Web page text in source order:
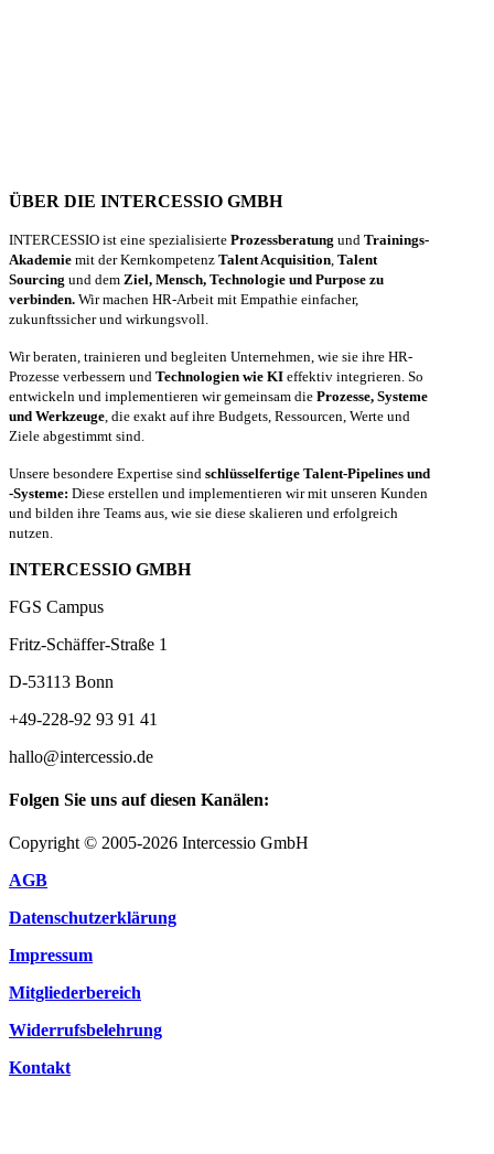
ÜBER DIE INTERCESSIO GMBH
INTERCESSIO ist eine spezialisierte Prozessberatung und Trainings-
Akademie mit der Kernkompetenz Talent Acquisition Talent
Sourcing und dem Ziel, Mensch, Technologie und Purpose zu
verbinden. Wir machen HR-Arbeit mit Empathie einfacher,
zukunftssicher und wirkungsvoll.
Wir beraten, trainieren und begleiten Unternehmen, wie sie ihre HR-
Prozesse verbessern und Technologien wie KI effektiv integrieren. So
entwickeln und implementieren wir gemeinsam die Prozesse, Systeme
und Werkzeuge , die exakt auf ihre Budgets, Ressourcen, Werte und
Ziele abgestimmt sind.
Unsere besondere Expertise sind schlüsselfertige Talent-Pipelines und
-Systeme: Diese erstellen und implementieren wir mit unseren Kunden
und bilden ihre Teams aus, wie sie diese skalieren und erfolgreich
nutzen.
INTERCESSIO GMBH
FGS Campus
Fritz-Schäffer-Straße 1
D-53113 Bonn
+49-228-92 93 91 41
hallo@intercessio.de
Folgen Sie uns auf diesen Kanälen:
Copyright © 2005-2026 Intercessio GmbH
AGB
Datenschutzerklärung
Impressum
Mitgliederbereich
Widerrufsbelehrung
Kontakt